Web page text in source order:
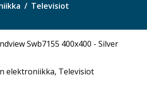
Televisiot
elektroniikka, Televisiot